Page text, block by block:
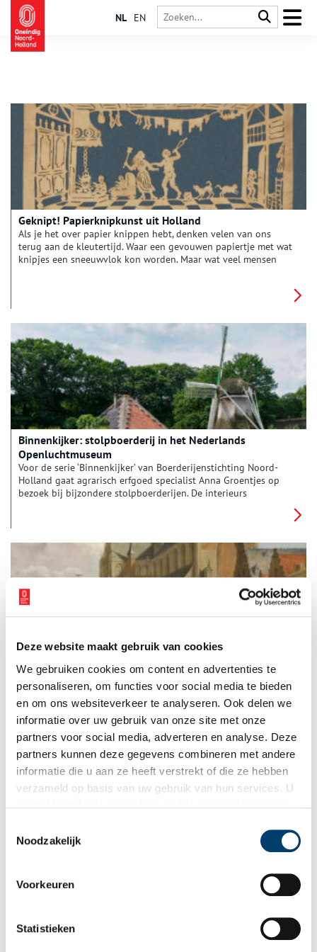
Deze website maakt gebruik van cookies
We gebruiken cookies om content en advertenties te
personaliseren, om functies voor social media te bieden
en om ons websiteverkeer te analyseren. Ook delen we
informatie over uw gebruik van onze site met onze
partners voor social media, adverteren en analyse. Deze
partners kunnen deze gegevens combineren met andere
informatie die u aan ze heeft verstrekt of die ze hebben
verzameld op basis van uw gebruik van hun services. U
Noodzakelijk
Voorkeuren
Statistieken
NL EN
Geknipt! Papierknipkunst uit Holland
Als je het over papier knippen hebt, denken velen van ons
terug aan de kleutertijd. Waar een gevouwen papiertje met wat
knipjes een sneeuwvlok kon worden. Maar wat veel mensen
liepen uiteen van familiewapens, Bijbelse voorstellingen,
gezegdes tot echtelijke ruzies. Door het fragiele materiaal zijn
van de duizenden kunstwerken slechts enkelen overgebleven.
Tijd om een aantal Hollandse knippers en hun fijne werk uit
de vergetelheid te halen.
Binnenkijker: stolpboerderij in het Nederlands
Openluchtmuseum
Voor de serie ‘Binnenkijker’ van Boerderijenstichting Noord-
Holland gaat agrarisch erfgoed specialist Anna Groentjes op
bezoek bij bijzondere stolpboerderijen. De interieurs
Deze keer reist Anna af naar het Nederlands Openluchtmuseum
in Arnhem, waar een West-Friese stolpboerderij als toonbeeld
staat te schitteren op het terrein.
zonnetje
Wybrand Hendriks (1744-1831) was een van de eerste
beheerders van Teylers Museum in Haarlem. Maar hij kon ook
prachtig schilderen. En daarom wijdt het museum nu een
tentoonstelling aan hem.
Cornelis Troost (1696-1750)
Cornelis Troost is een bekende veelzijdige Nederlandse
portretten, genreschilderingen, militaire voorstellingen en
toneelscènes gemaakt. Hij werd ook wel de Nederlandse